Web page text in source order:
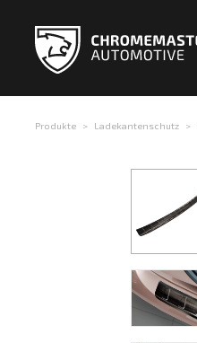
Produkte Ladekantenschutz